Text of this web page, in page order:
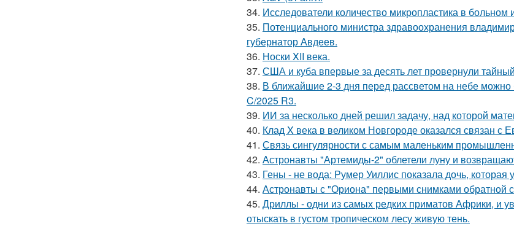
34. Исследователи количество микропластика в больном
35. Потенциального министра здравоохранения
губернатор Авдеев.
36. Носки XII века.
37. США и куба впервые за десять лет провернули
38. В ближайшие 2-3 дня перед рассветом на небе можно
C/2025 R3.
39. ИИ за несколько дней решил задачу, над которой
40. Клад X века в великом Новгороде оказался связан с
41. Связь сингулярности с самым маленьким
42. Астронавты "Артемиды-2" облетели луну и
43. Гены - не вода: Румер Уиллис показала дочь,
44. Астронавты с "Ориона" первыми снимками обратной
45. Дриллы - одни из самых редких приматов Африки, и
отыскать в густом тропическом лесу живую тень.